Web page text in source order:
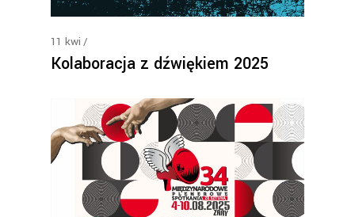
11 kwi
Kolaboracja z dźwiękiem 2025